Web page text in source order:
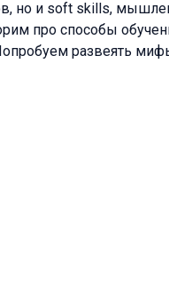
но и soft skills,
про способы
развеять